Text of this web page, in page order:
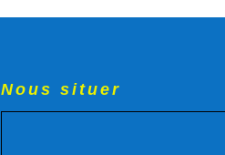
Nous situer